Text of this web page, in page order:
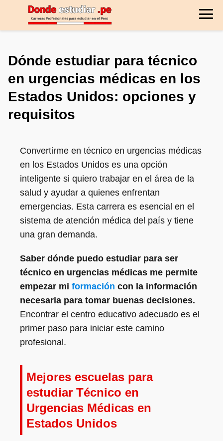
Dónde estudiar para técnico
en urgencias médicas en los
Estados Unidos: opciones y
requisitos
Convertirme en técnico en urgencias médicas
en los Estados Unidos es una opción
inteligente si quiero trabajar en el área de la
salud y ayudar a quienes enfrentan
emergencias. Esta carrera es esencial en el
sistema de atención médica del país y tiene
una gran demanda.
Saber dónde puedo estudiar para ser
técnico en urgencias médicas me permite
empezar mi formación con la información
necesaria para tomar buenas decisiones.
Encontrar el centro educativo adecuado es el
primer paso para iniciar este camino
profesional.
Mejores escuelas para
estudiar Técnico en
Urgencias Médicas en
Estados Unidos